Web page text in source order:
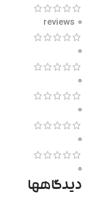
0 reviews
0
0
0
0
0
دیدگاهها